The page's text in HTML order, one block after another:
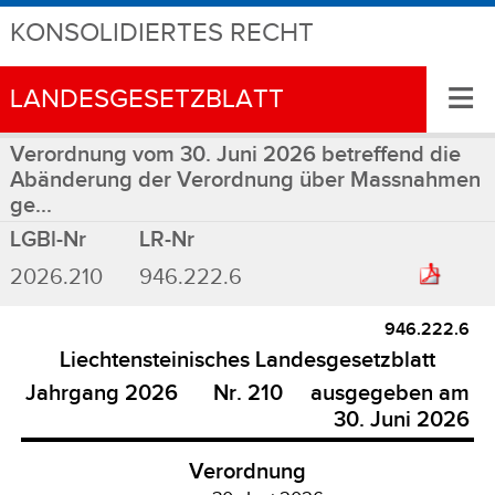
KONSOLIDIERTES RECHT
LANDESGESETZBLATT ≡
Verordnung vom 30. Juni 2026 betreffend die
Abänderung der Verordnung über Massnahmen
ge...
LGBl-Nr
LR-Nr
2026.210
946.222.6